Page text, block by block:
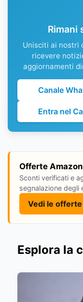
Rimani
Unisciti ai nostri
ricevere
aggiornamenti
Canale
Entra nel
Offerte
Sconti verificati e
segnalazione degli
Vedi le
Esplora la